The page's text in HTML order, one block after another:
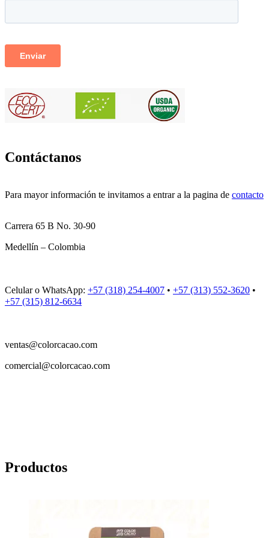
Contáctanos
Para mayor información te invitamos a entrar a la pagina de contacto
Carrera 65 B No. 30-90
Medellín – Colombia
Celular o WhatsApp: +57 (318) 254-4007 • +57 (313) 552-3620 •
+57 (315) 812-6634
ventas@colorcacao.com
comercial@colorcacao.com
Productos